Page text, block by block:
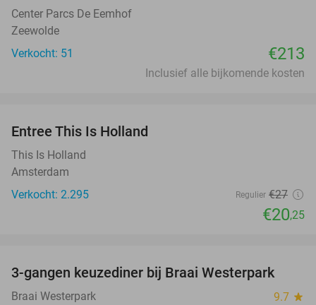
Center Parcs De Eemhof
Zeewolde
Verkocht: 51
€213
Inclusief alle bijkomende kosten
Entree This Is Holland
This Is Holland
Amsterdam
Verkocht: 2.295
Regulier €27
€20,25
40%
3-gangen keuzediner bij Braai Westerpark
Braai Westerpark 9.7 star